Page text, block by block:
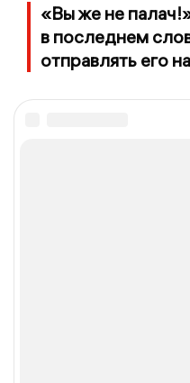
«Вы же не
в последнем
отправлять его